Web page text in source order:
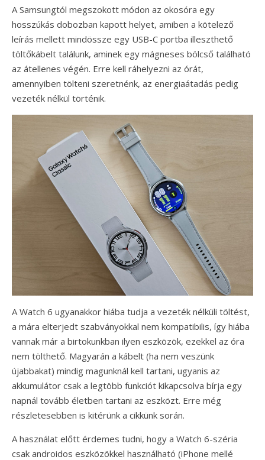
A Samsungtól megszokott módon az okosóra egy
hosszúkás dobozban kapott helyet, amiben a kötelező
leírás mellett mindössze egy USB-C portba illeszthető
töltőkábelt találunk, aminek egy mágneses bölcső található
az átellenes végén. Erre kell ráhelyezni az órát,
amennyiben tölteni szeretnénk, az energiaátadás pedig
vezeték nélkül történik.
A Watch 6 ugyanakkor hiába tudja a vezeték nélküli töltést,
a mára elterjedt szabványokkal nem kompatibilis, így hiába
vannak már a birtokunkban ilyen eszközök, ezekkel az óra
nem tölthető. Magyarán a kábelt (ha nem veszünk
újabbakat) mindig magunknál kell tartani, ugyanis az
akkumulátor csak a legtöbb funkciót kikapcsolva bírja egy
napnál tovább életben tartani az eszközt. Erre még
részletesebben is kitérünk a cikkünk során.
A használat előtt érdemes tudni, hogy a Watch 6-széria
csak androidos eszközökkel használható (iPhone mellé